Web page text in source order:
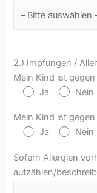
2.) Impfungen /
Mein Kind ist
Ja
Nein
Mein Kind ist
Ja
Nein
Sofern Allergien
aufzählen/